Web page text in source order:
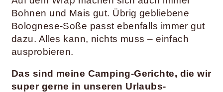
Bohnen und Mais gut. Übrig gebliebene
Bolognese-Soße passt ebenfalls immer gut
dazu. Alles kann, nichts muss – einfach
ausprobieren.
Das sind meine Camping-Gerichte, die wir
super gerne in unseren Urlaubs-